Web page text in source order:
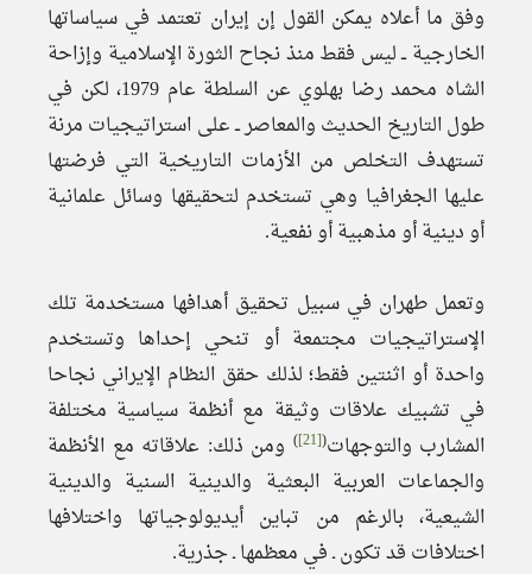
وفق ما أعلاه يمكن القول إن إيران تعتمد في سياساتها
الخارجية ــ ليس فقط منذ نجاح الثورة الإسلامية وإزاحة
الشاه محمد رضا بهلوي عن السلطة عام 1979، لكن في
طول التاريخ الحديث والمعاصر ــ على استراتيجيات مرنة
تستهدف التخلص من الأزمات التاريخية التي فرضتها
عليها الجغرافيا وهي تستخدم لتحقيقها وسائل علمانية
أو دينية أو مذهبية أو نفعية.
وتعمل طهران في سبيل تحقيق أهدافها مستخدمة تلك
الإستراتيجيات مجتمعة أو تنحي إحداها وتستخدم
واحدة أو اثنتين فقط؛ لذلك حقق النظام الإيراني نجاحا
في تشبيك علاقات وثيقة مع أنظمة سياسية مختلفة
المشارب والتوجهات(
[21]
) ومن ذلك: علاقاته مع الأنظمة
والجماعات العربية البعثية والدينية السنية والدينية
الشيعية، بالرغم من تباين أيديولوجياتها واختلافها
اختلافات قد تكون ـ في معظمها ـ جذرية.